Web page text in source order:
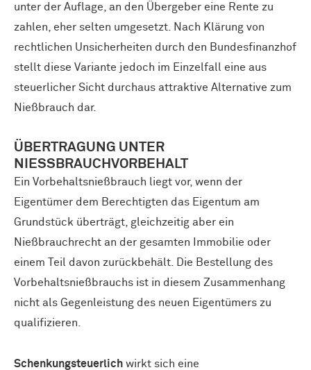
unter der Auflage, an den Übergeber eine Rente zu
zahlen, eher selten umgesetzt. Nach Klärung von
rechtlichen Unsicherheiten durch den Bundesfinanzhof
stellt diese Variante jedoch im Einzelfall eine aus
steuerlicher Sicht durchaus attraktive Alternative zum
Nießbrauch dar.
ÜBERTRAGUNG UNTER
NIESSBRAUCHVORBEHALT
Ein Vorbehaltsnießbrauch liegt vor, wenn der
Eigentümer dem Berechtigten das Eigentum am
Grundstück überträgt, gleichzeitig aber ein
Nießbrauchrecht an der gesamten Immobilie oder
einem Teil davon zurückbehält. Die Bestellung des
Vorbehaltsnießbrauchs ist in diesem Zusammenhang
nicht als Gegenleistung des neuen Eigentümers zu
qualifizieren.
Schenkungsteuerlich wirkt sich eine